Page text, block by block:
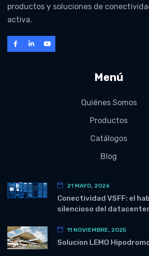
productos y soluciones de
activa.
Menú
Quiénes Somos
Productos
Catálogos
Blog
21 MAYO, 2026
Conectividad VSFF: el
silencioso del
11 NOVIEMBRE, 2025
Solucion LEMO